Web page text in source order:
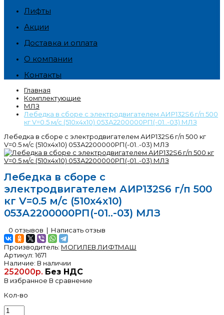
Лифты
Акции
Доставка и оплата
О компании
Контакты
Главная
Комплектующие
МЛЗ
Лебедка в сборе с электродвигателем АИР132S6 г/п 500
кг V=0.5 м/с (510х4х10) 053А2200000РП(-01..-03) МЛЗ
Лебедка в сборе с электродвигателем АИР132S6 г/п 500 кг
V=0.5 м/с (510х4х10) 053А2200000РП(-01..-03) МЛЗ
Лебедка в сборе с
электродвигателем АИР132S6 г/п 500
кг V=0.5 м/с (510х4х10)
053А2200000РП(-01..-03) МЛЗ
0 отзывов | Написать отзыв
Производитель: МОГИЛЕВ ЛИФТМАШ
Артикул:1671
Наличие: В наличии
252000р. Без НДС
В избранное В сравнение
Кол-во